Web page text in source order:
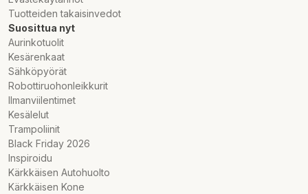
Tuotteiden takaisinvedot
Suosittua nyt
Aurinkotuolit
Kesärenkaat
Sähköpyörät
Robottiruohonleikkurit
Ilmanviilentimet
Kesälelut
Trampoliinit
Black Friday 2026
Inspiroidu
Kärkkäisen Autohuolto
Kärkkäisen Kone